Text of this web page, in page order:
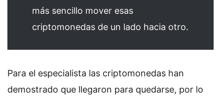
más sencillo mover esas
criptomonedas de un lado hacia otro.
Para el especialista las criptomonedas han
demostrado que llegaron para quedarse, por lo